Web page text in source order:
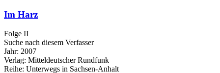
Im Harz
Folge II
Suche nach diesem Verfasser
Jahr: 2007
Verlag: Mitteldeutscher Rundfunk
Reihe: Unterwegs in Sachsen-Anhalt